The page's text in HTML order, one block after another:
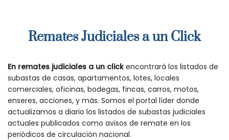
Remates Judiciales a un Click
En remates judiciales a un clickencontrará los listados de
subastas de casas, apartamentos, lotes, locales
comerciales, oficinas, bodegas, fincas, carros, motos,
enseres, acciones, y más. Somos el portal líder donde
actualizamos a diario los listados de subastas judiciales
actuales publicados como avisos de remate en los
periódicos de circulación nacional.